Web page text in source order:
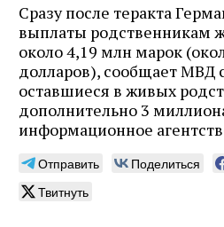
Сразу после теракта
выплаты родственникам
около 4,19 млн марок
долларов), сообщает МВД
оставшиеся в живых
дополнительно 3
информационное
Отправить Поделиться
Твитнуть